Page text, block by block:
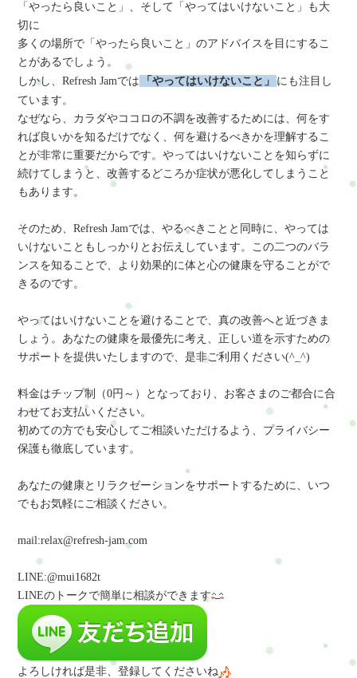
「やったら良いこと」、そして「やってはいけないこと」も大
切に
多くの場所で「やったら良いこと」のアドバイスを目にするこ
とがあるでしょう。
しかし、Refresh Jamでは
「やってはいけないこと」
にも注目し
ています。
なぜなら、カラダやココロの不調を改善するためには、何をす
れば良いかを知るだけでなく、何を避けるべきかを理解するこ
とが非常に重要だからです。やってはいけないことを知らずに
続けてしまうと、改善するどころか症状が悪化してしまうこと
もあります。
そのため、Refresh Jamでは、やるべきことと同時に、やっては
いけないこともしっかりとお伝えしています。この二つのバラ
ンスを知ることで、より効果的に体と心の健康を守ることがで
きるのです。
やってはいけないことを避けることで、真の改善へと近づきま
しょう。あなたの健康を最優先に考え、正しい道を示すための
サポートを提供いたしますので、是非ご利用ください(^_^)
料金はチップ制（0円～）となっており、お客さまのご都合に合
わせてお支払いください。
初めての方でも安心してご相談いただけるよう、プライバシー
保護も徹底しています。
あなたの健康とリラクゼーションをサポートするために、いつ
でもお気軽にご相談ください。
mail:relax@refresh-jam.com
LINE:@mui1682t
LINEのトークで簡単に相談ができます
よろしければ是非、登録してくださいね